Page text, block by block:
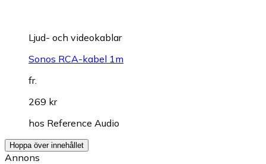
Ljud- och videokablar
Sonos RCA-kabel 1m
fr.
269 kr
hos Reference Audio
Hoppa över innehållet
Annons